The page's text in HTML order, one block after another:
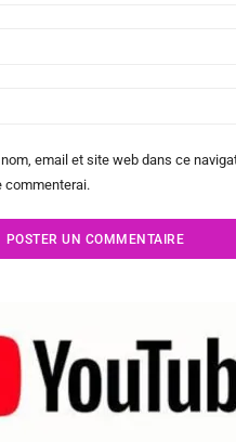
email et site web dans ce
commenterai.